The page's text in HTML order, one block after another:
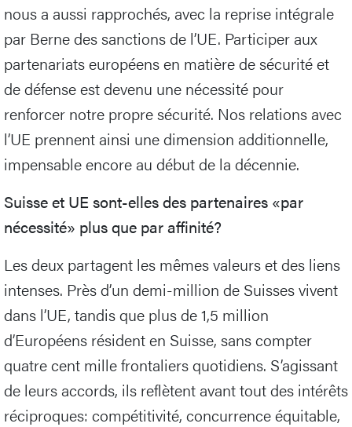
nous a aussi rapprochés, avec la reprise intégrale
par Berne des sanctions de l’UE. Participer aux
partenariats européens en matière de sécurité et
de défense est devenu une nécessité pour
renforcer notre propre sécurité. Nos relations avec
l’UE prennent ainsi une dimension additionnelle,
impensable encore au début de la décennie.
Suisse et UE sont-elles des partenaires «par
nécessité» plus que par affinité?
Les deux partagent les mêmes valeurs et des liens
intenses. Près d’un demi-million de Suisses vivent
dans l’UE, tandis que plus de 1,5 million
d’Européens résident en Suisse, sans compter
quatre cent mille frontaliers quotidiens. S’agissant
de leurs accords, ils reflètent avant tout des intérêts
réciproques: compétitivité, concurrence équitable,